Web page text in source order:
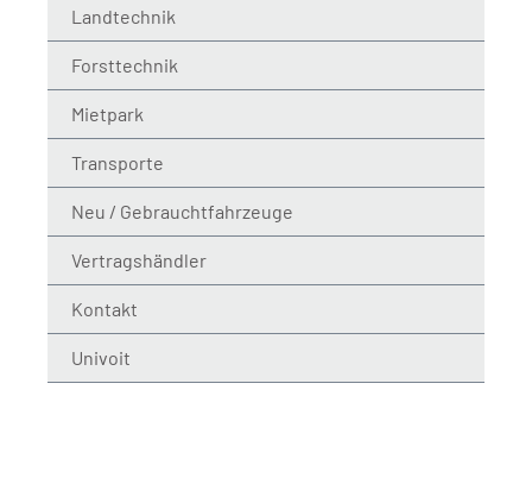
Landtechnik
Forsttechnik
Mietpark
Transporte
Neu / Gebrauchtfahrzeuge
Vertragshändler
Kontakt
Univoit